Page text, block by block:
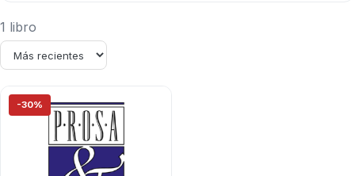
1 libro
-30%